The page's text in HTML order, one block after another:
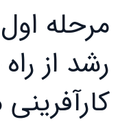
مرحله
رشد از